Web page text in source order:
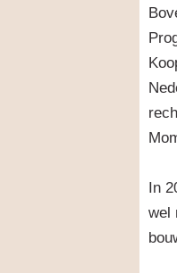
In
wel